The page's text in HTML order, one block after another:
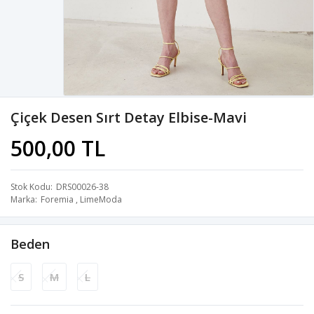
Çiçek Desen Sırt Detay Elbise-Mavi
500,00 TL
Stok Kodu DRS00026-38
Marka Foremia , LimeModa
Beden
S M L